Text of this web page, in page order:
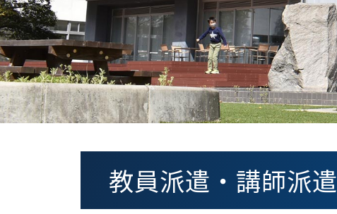
教員派遣・講師派遣